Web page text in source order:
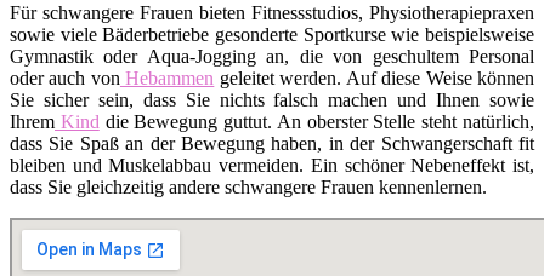
Für schwangere Frauen bieten Fitnessstudios, Physiotherapiepraxen
sowie viele Bäderbetriebe gesonderte Sportkurse wie beispielsweise
Gymnastik oder Aqua-Jogging an, die von geschultem Personal
oder auch von Hebammen geleitet werden. Auf diese Weise können
Sie sicher sein, dass Sie nichts falsch machen und Ihnen sowie
Ihrem Kind die Bewegung guttut. An oberster Stelle steht natürlich,
dass Sie Spaß an der Bewegung haben, in der Schwangerschaft fit
bleiben und Muskelabbau vermeiden. Ein schöner Nebeneffekt ist,
dass Sie gleichzeitig andere schwangere Frauen kennenlernen.